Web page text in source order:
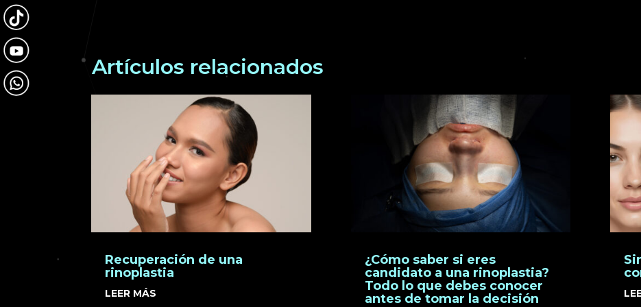
Artículos relacionados
Recuperación de una
rinoplastia
LEER MÁS
¿Cómo saber si eres
candidato a una rinoplastia?
Todo lo que debes conocer
antes de tomar la decisión